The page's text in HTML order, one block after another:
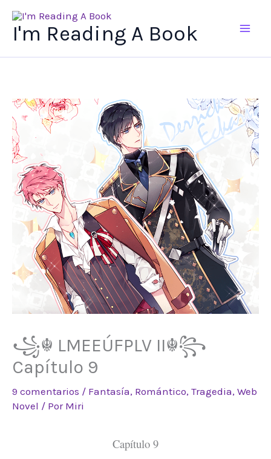
I'm Reading A Book
꧁☬ LMEEÚFPLV II☬꧂
Capítulo 9
9 comentarios / Fantasía, Romántico, Tragedia, Web
Novel / Por Miri
Capítulo 9